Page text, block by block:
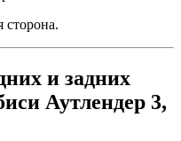
сторона.
и задних
Аутлендер 3,